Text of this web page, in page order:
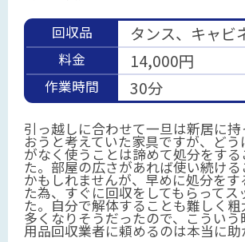
回収品 タンス、キャビ
料金 14,000円
作業時間 30分
引っ越しに合わせて一旦は新居に持
おうと考えていた家具ですが、ど
がなく使うことは諦めて処分をす
た。部屋の広さがあれば使い続け
かもしれませんが、早めに処分をす
た為、すぐに回収をしてもらってス
た。自分で解体することも難しく
多くなりそうだったので、こうい
用品回収業者に頼めるのは本当に助